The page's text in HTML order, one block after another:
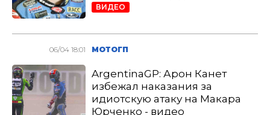
ВИДЕО
06/04 18:01 МОТОГП
ArgentinaGP: Арон Канет
избежал наказания за
идиотскую атаку на Макара
Юрченко - видео